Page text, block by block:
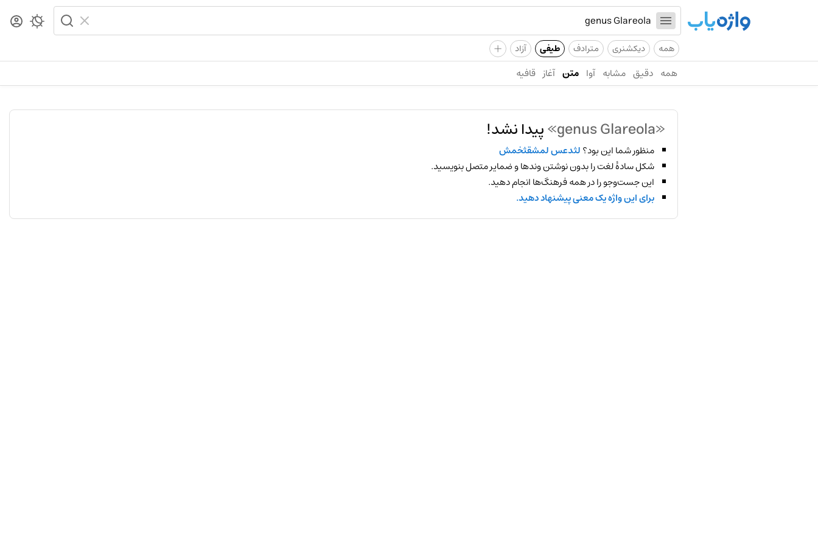
همه دیکشنری مترادف طیفی آزاد +
همه دقیق مشابه آوا متن آغاز قافیه
«genus Glareola» پیدا نشد!
منظور شما این بود؟لثدعس لمشقثخمش
شکل سادهٔ لغت را بدون نوشتن وندها و ضمایر متصل بنویسید.
این جست‌وجو را در همه فرهنگ‌ها انجام دهید.
برای این واژه یک معنی پیشنهاد دهید.